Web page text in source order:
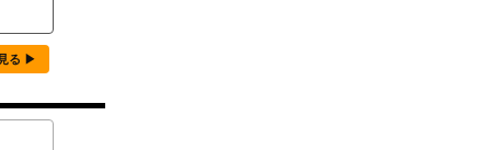
る ▶